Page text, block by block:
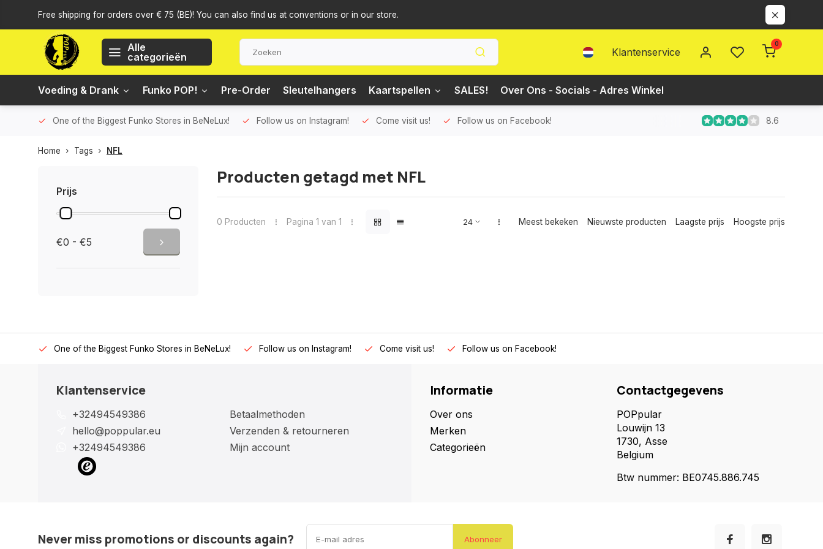
Free shipping for orders over € 75 (BE)! You can also find us at conventions or in our store.
Alle
categorieën
Klantenservice
0
Voeding & Drank Funko POP! Pre-Order Sleutelhangers Kaartspellen SALES! Over Ons - Socials - Adres Winkel
One of the Biggest Funko Stores in BeNeLux! Follow us on Instagram! Come visit us! Follow us on Facebook! 8.6
Home Tags NFL
Prijs
€0 - €5
Producten getagd met NFL
0 Producten Pagina 1 van 1 Meest bekeken Nieuwste producten Laagste prijs Hoogste prijs
One of the Biggest Funko Stores in BeNeLux! Follow us on Instagram! Come visit us! Follow us on Facebook!
Klantenservice
+32494549386
hello@poppular.eu
+32494549386
Betaalmethoden
Verzenden & retourneren
Mijn account
Informatie
Over ons
Merken
Categorieën
Contactgegevens
POPpular
Louwijn 13
1730, Asse
Belgium
Btw nummer: BE0745.886.745
Never miss promotions or discounts again? Abonneer